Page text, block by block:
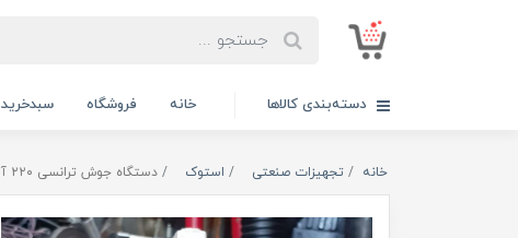
دسته‌بندی کالاها خانه فروشگاه سبدخرید
خانه تجهیزات صنعتی استوک دستگاه جوش ترانسی ۲۲۰ آمپر‌ اصفهان میلر مدل A220 استوک